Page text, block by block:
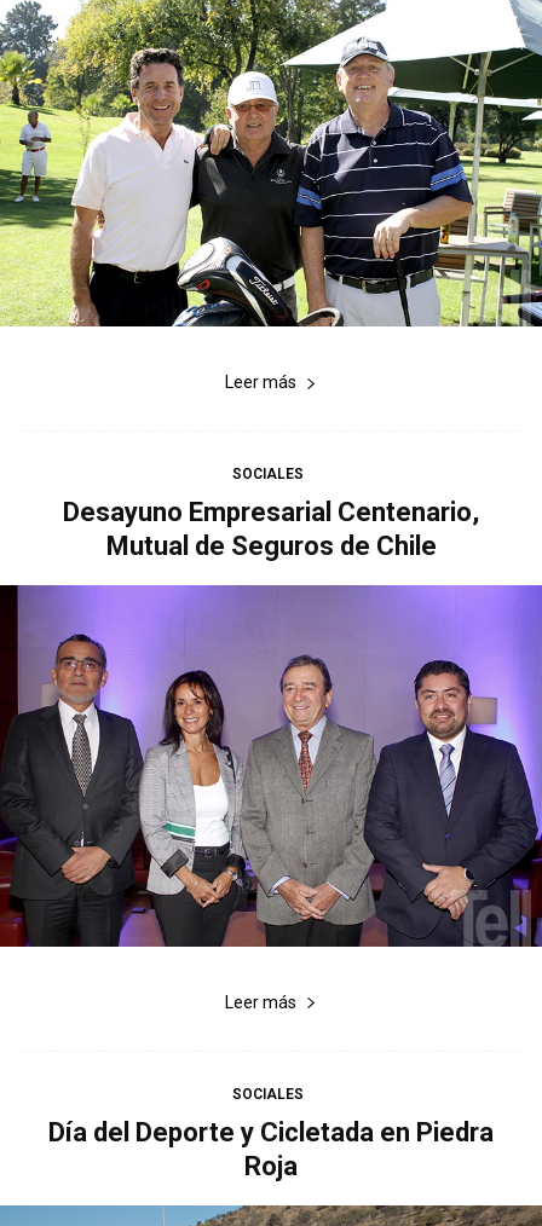
Leer más
SOCIALES
Desayuno Empresarial Centenario,
Mutual de Seguros de Chile
Leer más
SOCIALES
Día del Deporte y Cicletada en Piedra
Roja